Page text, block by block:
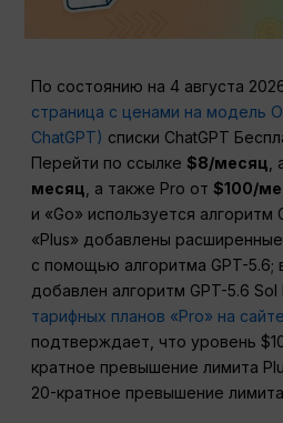
По состоянию на 4 августа
страница с ценами на модель
ChatGPT) списки ChatGPT
Перейти по ссылке$8/месяц
месяц , а также Pro от$100/
и «Go» используется алгоритм
«Plus» добавлены
с помощью алгоритма GPT-5.6;
добавлен алгоритм GPT-5.6 Sol
тарифных планов «Pro» на
подтверждает, что уровень
кратное превышение лимита
20-кратное превышение лимита